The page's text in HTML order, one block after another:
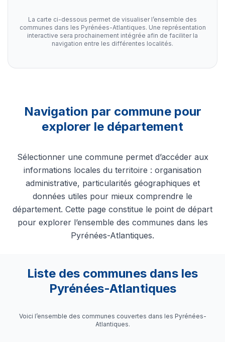
La carte ci-dessous permet de visualiser l’ensemble des
communes dans les Pyrénées-Atlantiques. Une représentation
interactive sera prochainement intégrée afin de faciliter la
navigation entre les différentes localités.
Navigation par commune pour
explorer le département
Sélectionner une commune permet d’accéder aux
informations locales du territoire : organisation
administrative, particularités géographiques et
données utiles pour mieux comprendre le
département. Cette page constitue le point de départ
pour explorer l’ensemble des communes dans les
Pyrénées-Atlantiques.
Liste des communes dans les
Pyrénées-Atlantiques
Voici l’ensemble des communes couvertes dans les Pyrénées-
Atlantiques.